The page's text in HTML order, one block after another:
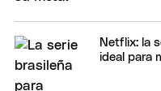
Netflix: la
ideal para